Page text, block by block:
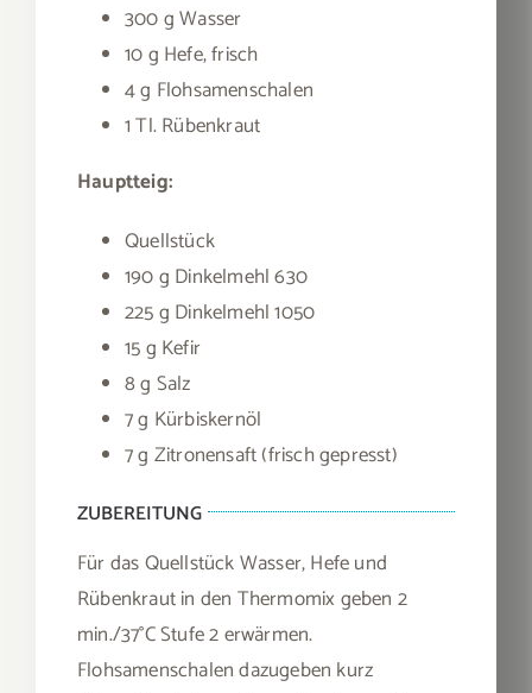
300 g Wasser
10 g Hefe, frisch
4 g Flohsamenschalen
1 Tl. Rübenkraut
Hauptteig:
Quellstück
190 g Dinkelmehl 630
225 g Dinkelmehl 1050
15 g Kefir
8 g Salz
7 g Kürbiskernöl
7 g Zitronensaft (frisch gepresst)
ZUBEREITUNG
Für das Quellstück Wasser, Hefe und
Rübenkraut in den Thermomix geben 2
min./37°C Stufe 2 erwärmen.
Flohsamenschalen dazugeben kurz